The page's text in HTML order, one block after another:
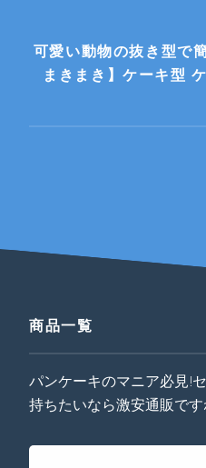
可愛い動物の抜き型で
まきまき】ケーキ型
商品一覧
パンケーキのマニア必見!
持ちたいなら激安通販です